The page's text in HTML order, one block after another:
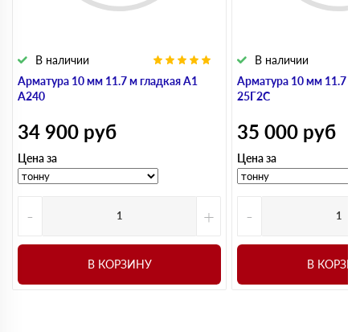
Арматура 10 мм 11.7 м гладкая А1
А240
В наличии
34 900 руб
Цена за
- +
В КОРЗИНУ
Арматура 10 мм 11.7 м
25Г2С
В наличии
35 000 руб
Цена за
-
В